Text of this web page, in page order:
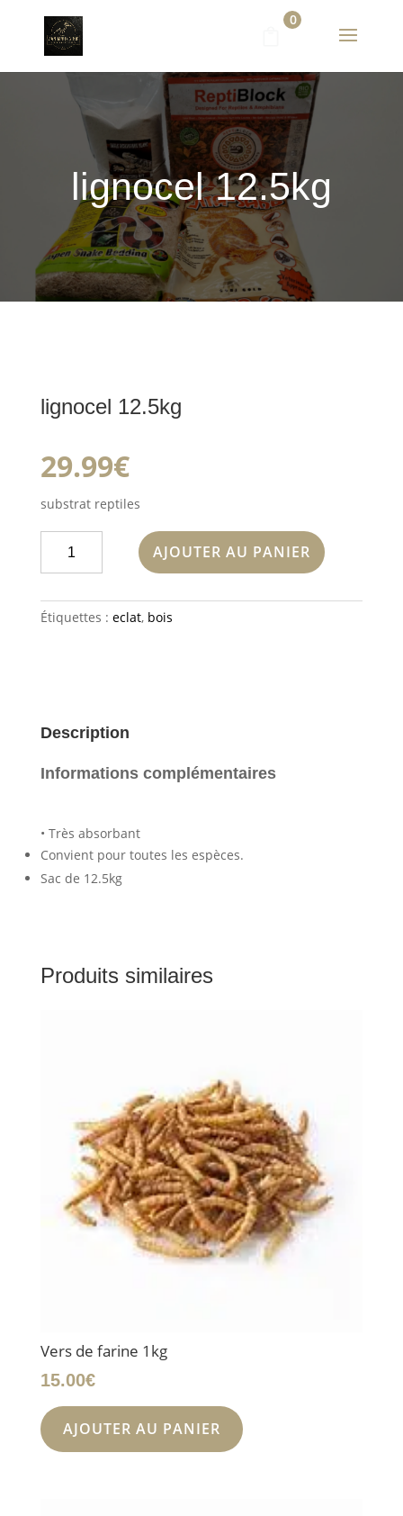
0
lignocel 12.5kg
lignocel 12.5kg
29.99€
substrat reptiles
12.5kg
AJOUTER AU PANIER
Étiquettes : eclat, bois
Description
Informations complémentaires
• Très absorbant
Convient pour toutes les espèces.
Sac de 12.5kg
Produits similaires
Vers de farine 1kg
15.00€
AJOUTER AU PANIER